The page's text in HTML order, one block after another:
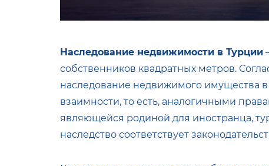
Наследование недвижимости в Турции
собственников квадратных метров.
наследование недвижимого имущества
взаимности, то есть, аналогичными
являющейся родиной для иностранца,
наследство соответствует